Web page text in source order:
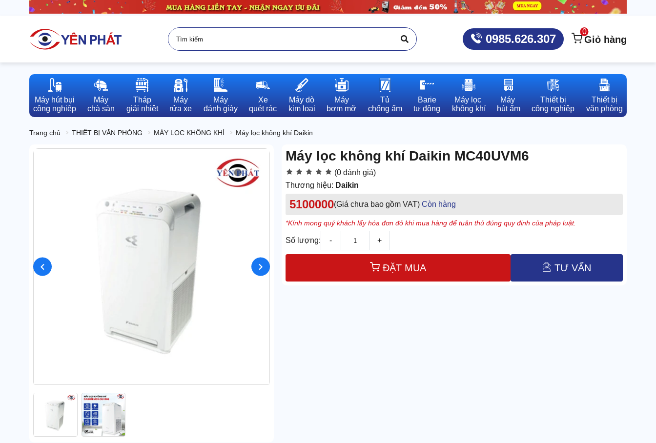
0985.626.307
0
Giỏ hàng
Máy hút bụi
công nghiệp
Máy
chà sàn
Tháp
giải nhiệt
Máy
rửa xe
Máy
đánh giày
Xe
quét rác
Máy dò
kim loại
Máy
bơm mỡ
Tủ
chống ẩm
Barie
tự động
Máy lọc
không khí
Máy
hút ẩm
Thiết bị
công nghiệp
Thiết bị
văn phòng
Trang chủ THIẾT BỊ VĂN PHÒNG MÁY LỌC KHÔNG KHÍ Máy lọc không khí Daikin
Máy lọc không khí Daikin MC40UVM6
(0 đánh giá)
Thương hiệu: Daikin
5100000(Giá chưa bao gồm VAT) Còn hàng
*Kính mong quý khách lấy hóa đơn đỏ khi mua hàng để tuân thủ đúng quy định của pháp luật.
Số lượng: - +
ĐẶT MUA TƯ VẤN